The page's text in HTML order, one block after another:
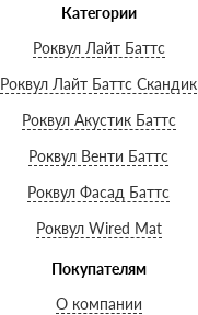
Категории
Роквул Лайт Баттс
Роквул Лайт Баттс Скандик
Роквул Акустик Баттс
Роквул Венти Баттс
Роквул Фасад Баттс
Роквул Wired Mat
Покупателям
О компании